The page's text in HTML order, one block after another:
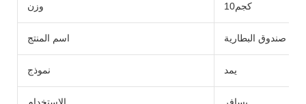
وزن كجم10
اسم المنتج صندوق البطارية
نموذج يمد